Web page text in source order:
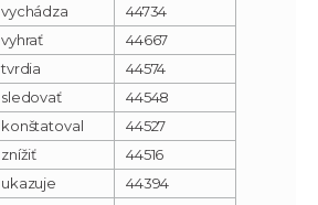
vychádza
44734
vyhrať
44667
tvrdia
44574
sledovať
44548
konštatoval
44527
znížiť
44516
ukazuje
44394